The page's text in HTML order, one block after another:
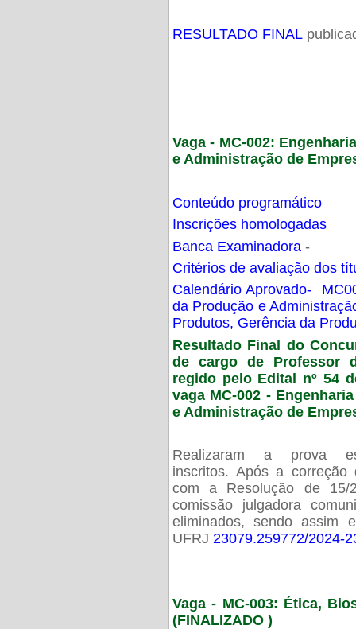
RESULTADO FINAL
Vaga - MC-002:
e Administração de
Conteúdo programático
Inscrições homologadas
Banca Examinadora -
Critérios de avaliação dos
Calendário Aprovado-
da Produção e
Produtos, Gerência da
Resultado Final do
de cargo de Professor
regido pelo Edital nº 54
vaga MC-002 -
e Administração de
Realizaram a prova
inscritos. Após a
com a Resolução de 15/
comissão julgadora
eliminados, sendo assim
UFRJ 23079.259772/2024-
Vaga - MC-003: Ética,
(FINALIZADO )